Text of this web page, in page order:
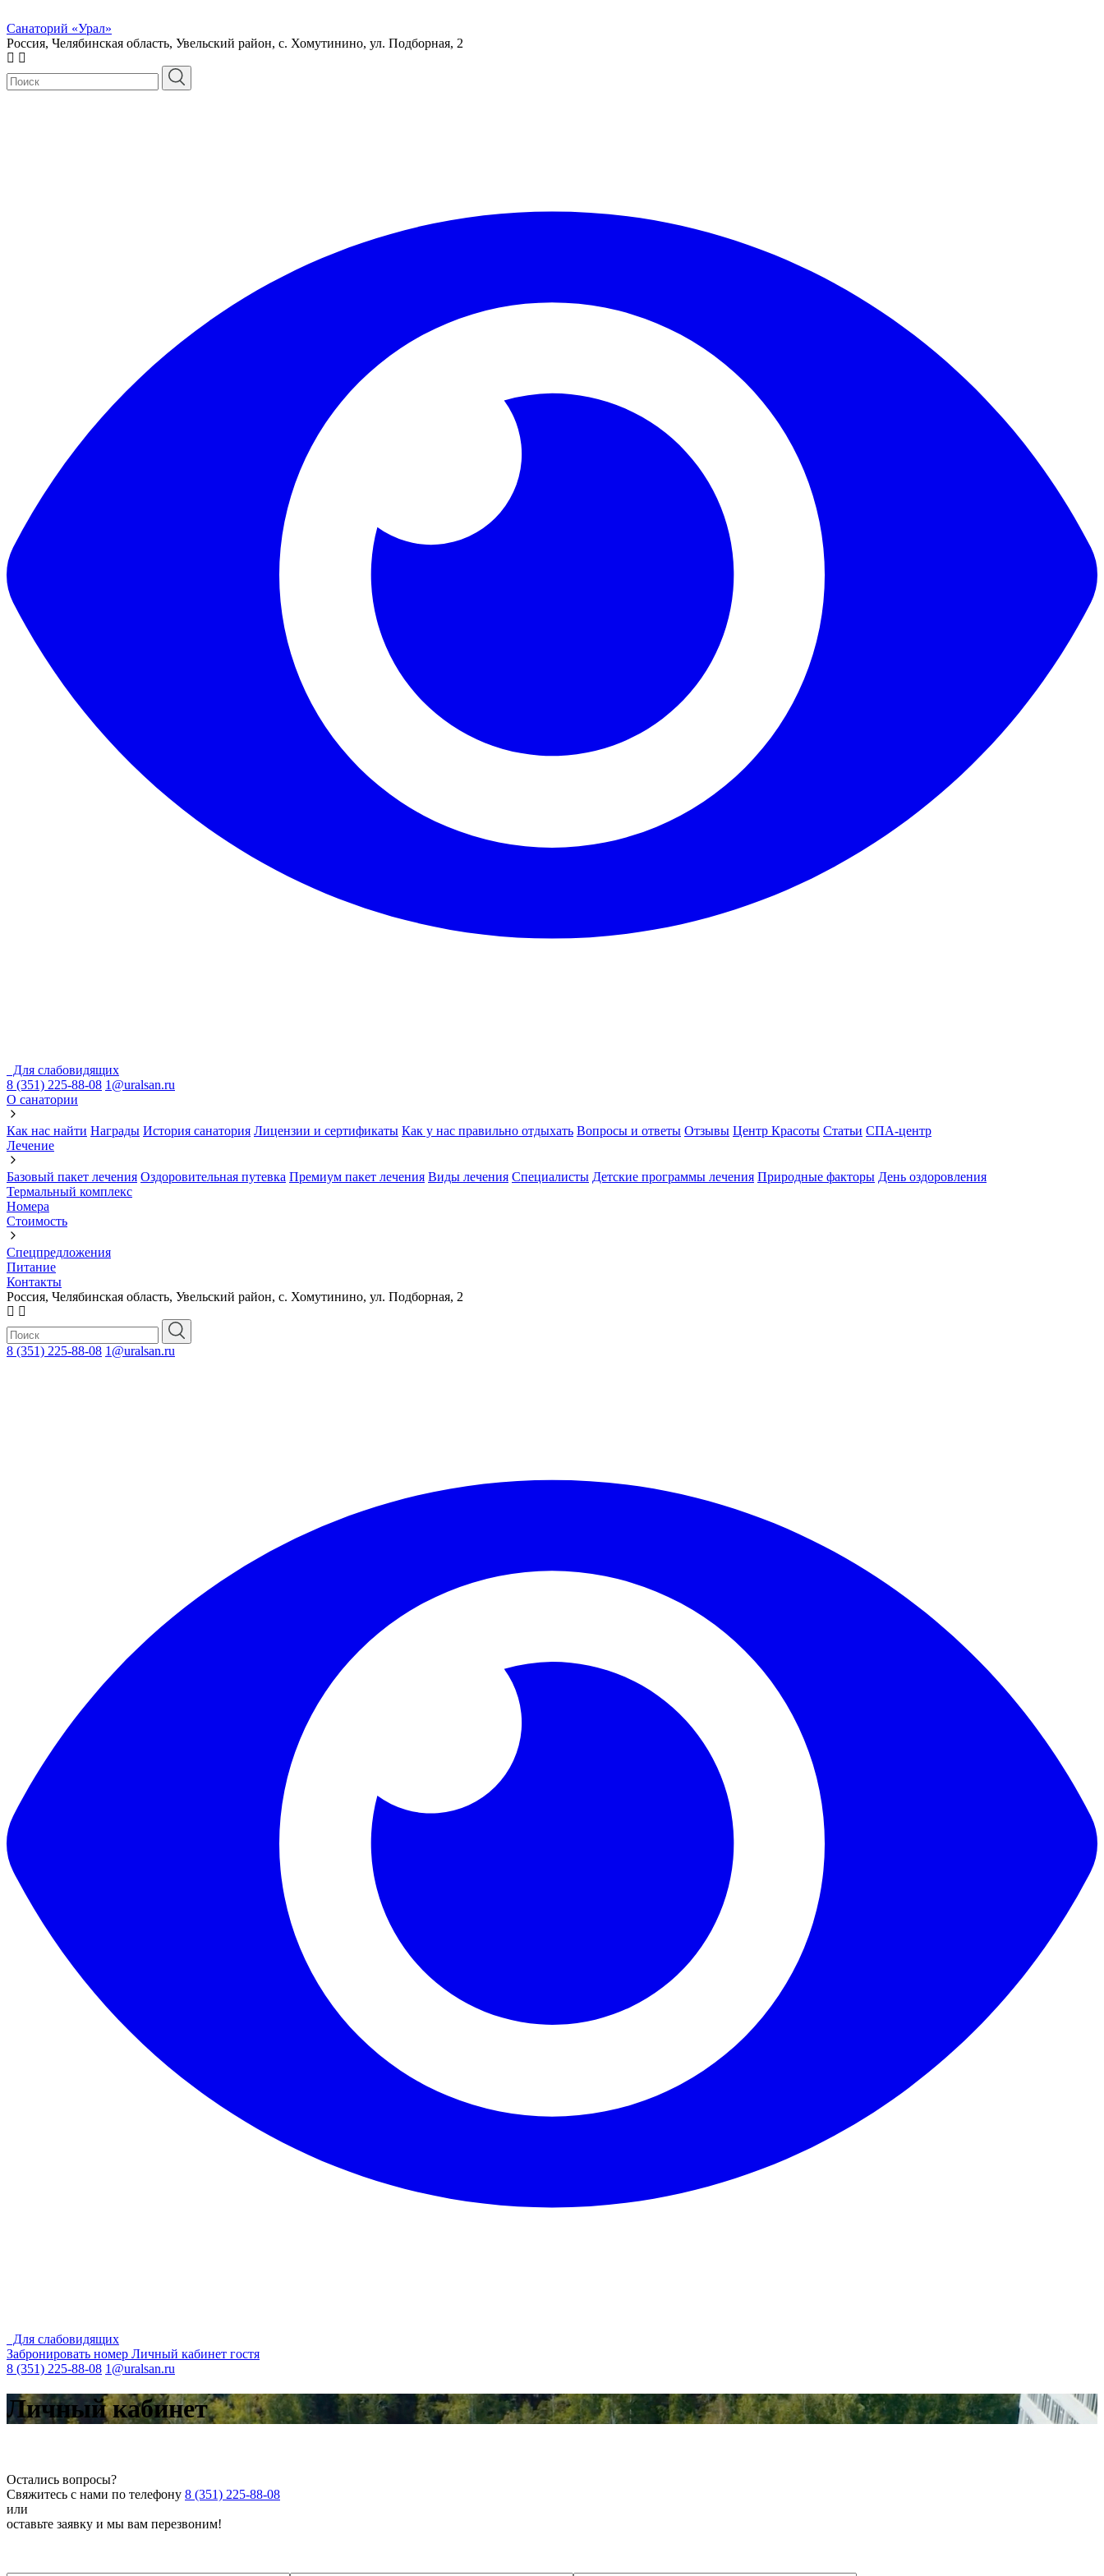
Санаторий «Урал»
Россия, Челябинская область, Увельский район, с. Хомутинино, ул. Подборная, 2
Для слабовидящих
8 (351) 225-88-08 1@uralsan.ru
О санатории
Как нас найти Награды История санатория Лицензии и сертификаты Как у нас правильно отдыхать Вопросы и ответы Отзывы Центр Красоты Статьи СПА-центр
Лечение
Базовый пакет лечения Оздоровительная путевка Премиум пакет лечения Виды лечения Cпециалисты Детские программы лечения Природные факторы День оздоровления
Термальный комплекс
Номера
Стоимость
Спецпредложения
Питание
Контакты
Россия, Челябинская область, Увельский район, с. Хомутинино, ул. Подборная, 2
8 (351) 225-88-08 1@uralsan.ru
Для слабовидящих
Забронировать номер Личный кабинет гостя
8 (351) 225-88-08 1@uralsan.ru
Личный кабинет
Остались вопросы?
Свяжитесь с нами по телефону 8 (351) 225-88-08
или
оставьте заявку и мы вам перезвоним!